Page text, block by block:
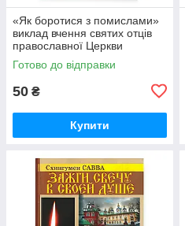
«Як боротися з помислами»
виклад вчення святих отців
православної Церкви
Готово до відправки
50 ₴
Купити